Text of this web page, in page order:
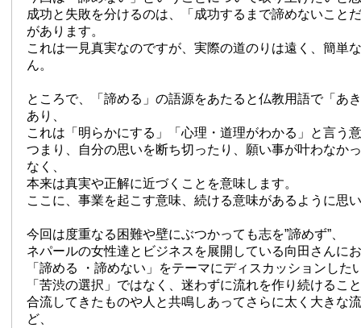
成功と失敗を分けるのは、「成功するまで諦めないこと
があります。
これは一見真実なのですが、実際の道のりは遠く、簡単
ん。
ところで、「諦める」の語源をあたると仏教用語で「あ
あり、
これは「明らかにする」「心理・道理がわかる」と言う
つまり、自分の思いを断ち切ったり、願い事が叶わなか
なく、
本来は真実や正解に近づくことを意味します。
ここに、事業を起こす意味、続ける意味があるように思
今回は度重なる困難や壁にぶつかっても志を”諦めず”、
ネパールの女性達とビジネスを展開している向田さんに
「諦める ・諦めない」をテーマにディスカッションした
「苦渋の選択」ではなく、迷わずに流れを作り続けるこ
合流してきたものや人と共鳴しあってさらに太く大きな
ど、